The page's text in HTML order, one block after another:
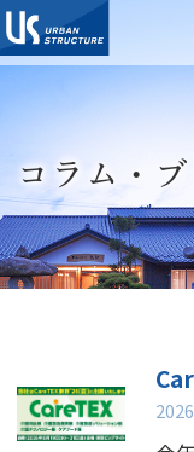
コラム・